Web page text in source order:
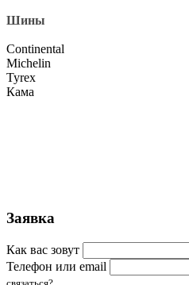
Шины
Continental
Michelin
Tyrex
Кама
Заявка
Как вас зовут
Телефон или email